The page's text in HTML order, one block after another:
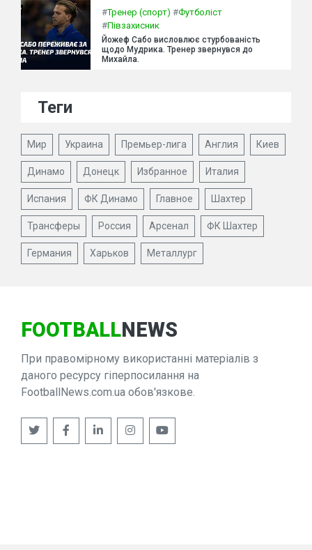
#Тренер (спорт) #Футболіст
#Півзахисник
Йожеф Сабо висловлює стурбованість
щодо Мудрика. Тренер звернувся до
Михайла.
Теги
Мир Украина Премьер-лига Англия Киев
Динамо Донецк Избранное Италия
Испания ФК Динамо Главное Шахтер
Трансферы Россия Арсенал ФК Шахтер
Германия Харьков Металлург
FOOTBALLNEWS
При правомірному використанні матеріалів з
даного ресурсу гіперпосилання на
FootballNews.com.ua обов'язкове.